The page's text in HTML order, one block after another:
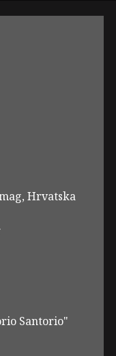
Hrvatska
Santorio"